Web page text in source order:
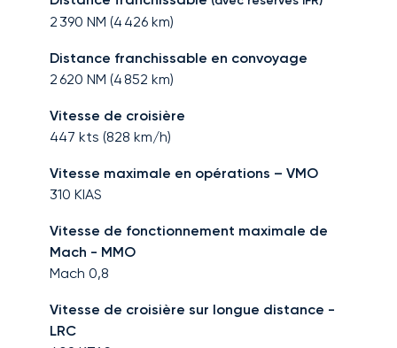
2 390 NM (4 426 km)
Distance franchissable en convoyage
2 620 NM (4 852 km)
Vitesse de croisière
447 kts (828 km/h)
Vitesse maximale en opérations – VMO
310 KIAS
Vitesse de fonctionnement maximale de
Mach - MMO
Mach 0,8
Vitesse de croisière sur longue distance -
LRC